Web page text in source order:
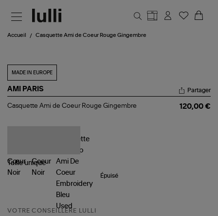
Accueil Casquette Ami de Coeur Rouge Gingembre
MADE IN EUROPE
AMI PARIS
Casquette
Partager
Casquette Ami de Coeur Rouge Gingembre 120,00 €
Tailleunique
Épuisé
VOTRE CONSEILLÈRE LULLI